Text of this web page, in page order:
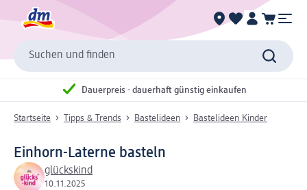
Suchen und finden
Dauerpreis - dauerhaft günstig einkaufen
Startseite Tipps & Trends Bastelideen Bastelideen Kinder
Einhorn-Laterne basteln
glückskind
10.11.2025